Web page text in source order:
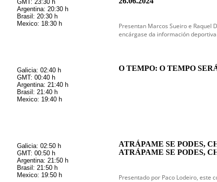
GMT: 23:30 h
Argentina: 20:30 h
Brasil: 20:30 h
Mexico: 18:30 h
Presentan Marcos Sueiro e Raquel
encárgase da información
Galicia: 02:40 h
GMT: 00:40 h
Argentina: 21:40 h
Brasil: 21:40 h
Mexico: 19:40 h
O TEMPO: O TEMPO
Galicia: 02:50 h
GMT: 00:50 h
Argentina: 21:50 h
Brasil: 21:50 h
Mexico: 19:50 h
ATRÁPAME SE PODES,
ATRÁPAME SE PODES,
Presentado por Paco Lodeiro, este